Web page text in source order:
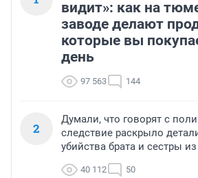
видит»: как на
заводе делают
которые вы
день
97 563 144
2
Думали, что говорят с
следствие раскрыло
убийства брата и сестры
40 112 50